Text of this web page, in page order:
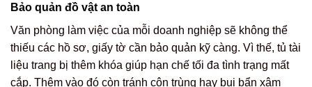
Bảo quản đồ vật an toàn
Văn phòng làm việc của mỗi doanh nghiệp sẽ không thể
thiếu các hồ sơ, giấy tờ cần bảo quản kỹ càng. Vì thế, tủ tài
liệu trang bị thêm khóa giúp hạn chế tối đa tình trạng mất
cắp. Thêm vào đó còn tránh côn trùng hay bụi bẩn xâm